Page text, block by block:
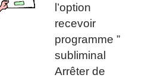
l’option
recevoir
programme ”
subliminal
Arrêter de